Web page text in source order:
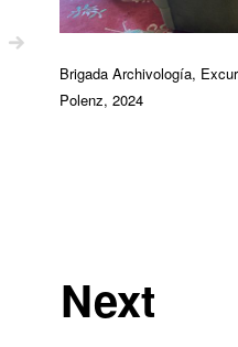
Brigada Archivología,
Polenz, 2024
Next